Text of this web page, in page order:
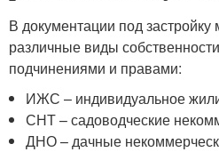
В документации под застройку
различные виды
подчинениями и правами:
ИЖС – индивидуальное
СНТ – садоводческие
ДНО – дачные